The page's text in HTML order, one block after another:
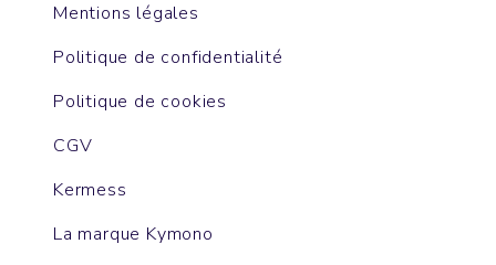
Mentions légales
Politique de confidentialité
Politique de cookies
CGV
Kermess
La marque Kymono